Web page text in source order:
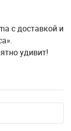
с доставкой и
удивит!